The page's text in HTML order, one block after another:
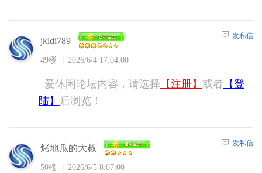
jkldi789
49楼 2026/6/4 17:04:00
发私信
爱休闲论坛内容，请选择 【注册】 或者 【登
陆】
后浏览！
烤地瓜的大叔
50楼 2026/6/5 8:07:00
发私信